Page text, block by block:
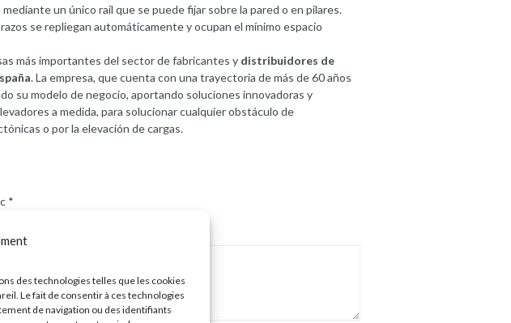
des technologies telles que les cookies
Le fait de consentir à ces technologies
de navigation ou des identifiants
mediante un único raíl que se puede fijar sobre la pared o en pilares.
se repliegan automáticamente y ocupan el mínimo espacio
más importantes del sector de fabricantes y distribuidores de
. La empresa, que cuenta con una trayectoria de más de 60 años
su modelo de negocio, aportando soluciones innovadoras y
a medida, para solucionar cualquier obstáculo de
o por la elevación de cargas.
*